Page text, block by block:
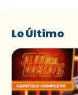
Lo Último